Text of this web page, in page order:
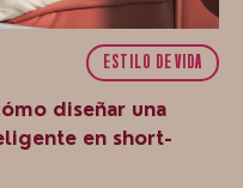
ESTILO DE VIDA
diseñar una
en short-